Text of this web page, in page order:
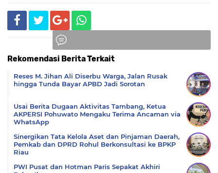
Rekomendasi Berita Terkait
Reses M. Jihan Ali Diserbu Warga, Jalan Rusak
hingga Tunda Bayar APBD Jadi Sorotan
Usai Berita Dugaan Aktivitas Tambang, Ketua
AKPERSI Pohuwato Mengaku Terima Ancaman via
WhatsApp
Sinergikan Tata Kelola Aset dan Pinjaman Daerah,
Pemkab dan DPRD Rohul Berkonsultasi ke BPKP
Riau
PWI Pusat dan Hotman Paris Sepakat Akhiri